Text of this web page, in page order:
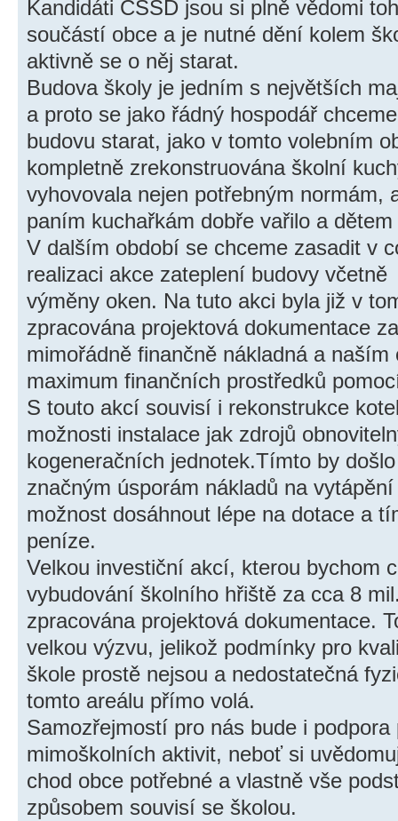
Kandidáti ČSSD jsou si plně vědomi
součástí obce a je nutné dění kolem
aktivně se o něj starat.
Budova školy je jedním s největších
a proto se jako řádný hospodář
budovu starat, jako v tomto volebním
kompletně zrekonstruována školní
vyhovovala nejen potřebným normám,
paním kuchařkám dobře vařilo a
V dalším období se chceme zasadit v
realizaci akce zateplení budovy včetně
výměny oken. Na tuto akci byla již v
zpracována projektová dokumentace
mimořádně finančně nákladná a
maximum finančních prostředků
S touto akcí souvisí i rekonstrukce
možnosti instalace jak zdrojů
kogeneračních jednotek.Tímto by
značným úsporám nákladů na
možnost dosáhnout lépe na dotace a
peníze.
Velkou investiční akcí, kterou bychom
vybudování školního hřiště za cca 8
zpracována projektová dokumentace.
velkou výzvu, jelikož podmínky pro
škole prostě nejsou a nedostatečná
tomto areálu přímo volá.
Samozřejmostí pro nás bude i
mimoškolních aktivit, neboť si
chod obce potřebné a vlastně vše
způsobem souvisí se školou.